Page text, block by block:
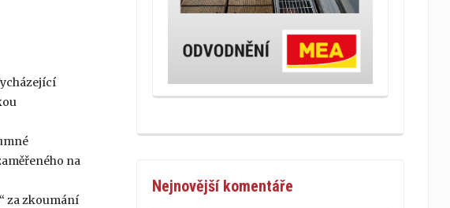
na
za zkoumání
Nejnovější komentáře